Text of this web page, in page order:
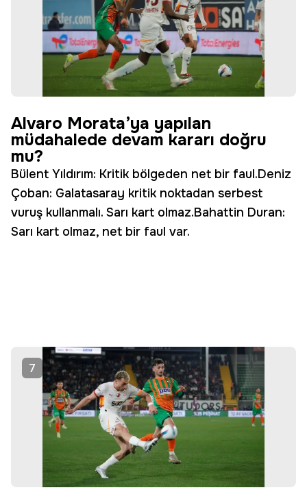
Alvaro Morata’ya yapılan
müdahalede devam kararı doğru
mu?
Bülent Yıldırım: Kritik bölgeden net bir faul.Deniz
Çoban: Galatasaray kritik noktadan serbest
vuruş kullanmalı. Sarı kart olmaz.Bahattin Duran:
Sarı kart olmaz, net bir faul var.
7